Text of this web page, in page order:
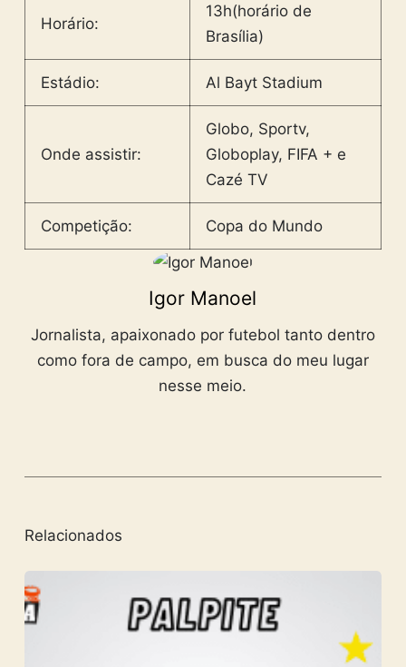
Horário:
13h(horário de
Brasília)
Estádio: Al Bayt Stadium
Onde assistir:
Globo, Sportv,
Globoplay, FIFA + e
Cazé TV
Competição: Copa do Mundo
Igor Manoel
Jornalista, apaixonado por futebol tanto dentro
como fora de campo, em busca do meu lugar
nesse meio.
Relacionados